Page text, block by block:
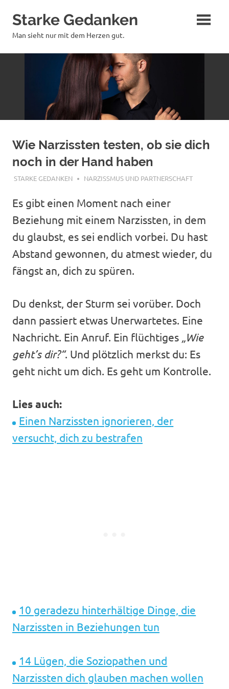
Inhalt
springen
Starke Gedanken
Man sieht nur mit dem Herzen gut.
Wie Narzissten testen, ob sie dich
noch in der Hand haben
OKTOBER 25, 2025
STARKE GEDANKEN NARZISSMUS UND PARTNERSCHAFT
Es gibt einen Moment nach einer
Beziehung mit einem Narzissten, in dem
du glaubst, es sei endlich vorbei. Du hast
Abstand gewonnen, du atmest wieder, du
fängst an, dich zu spüren.
Du denkst, der Sturm sei vorüber. Doch
dann passiert etwas Unerwartetes. Eine
Nachricht. Ein Anruf. Ein flüchtiges „Wie
geht’s dir?“. Und plötzlich merkst du: Es
geht nicht um dich. Es geht um Kontrolle.
Lies auch:
Einen Narzissten ignorieren, der
versucht, dich zu bestrafen
10 geradezu hinterhältige Dinge, die
Narzissten in Beziehungen tun
14 Lügen, die Soziopathen und
Narzissten dich glauben machen wollen